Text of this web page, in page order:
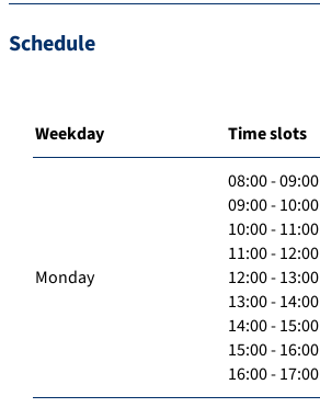
Schedule
Weekday Time slots
Monday
08:00 - 09:00
09:00 - 10:00
10:00 - 11:00
11:00 - 12:00
12:00 - 13:00
13:00 - 14:00
14:00 - 15:00
15:00 - 16:00
16:00 - 17:00